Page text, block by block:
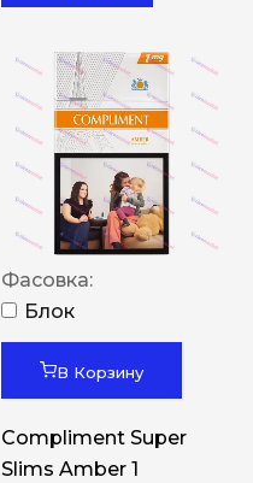
Фасовка:
Блок
В Корзину
Compliment Super
Slims Amber 1